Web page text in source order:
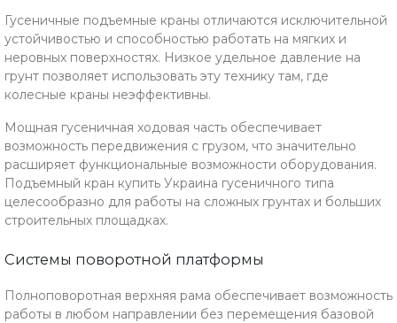
Гусеничные подъемные краны отличаются исключительной
устойчивостью и способностью работать на мягких и
неровных поверхностях. Низкое удельное давление на
грунт позволяет использовать эту технику там, где
колесные краны неэффективны.
Мощная гусеничная ходовая часть обеспечивает
возможность передвижения с грузом, что значительно
расширяет функциональные возможности оборудования.
Подъемный кран купить Украина гусеничного типа
целесообразно для работы на сложных грунтах и больших
строительных площадках.
Системы поворотной платформы
Полноповоротная верхняя рама обеспечивает возможность
работы в любом направлении без перемещения базовой